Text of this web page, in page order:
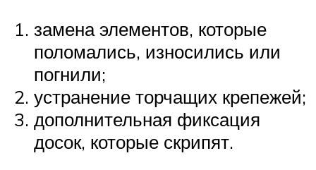
замена элементов, которые
поломались, износились или
погнили;
устранение торчащих крепежей;
дополнительная фиксация
досок, которые скрипят.